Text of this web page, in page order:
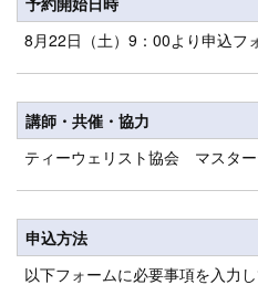
8月22日（土）9：00より申込フ
講師・共催・協力
ティーウェリスト協会 マスタ
申込方法
以下フォームに必要事項を入力